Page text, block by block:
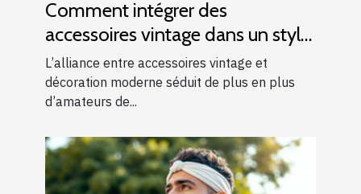
Comment intégrer des
accessoires vintage dans un style
moderne ?
L’alliance entre accessoires vintage et
décoration moderne séduit de plus en plus
d’amateurs de...